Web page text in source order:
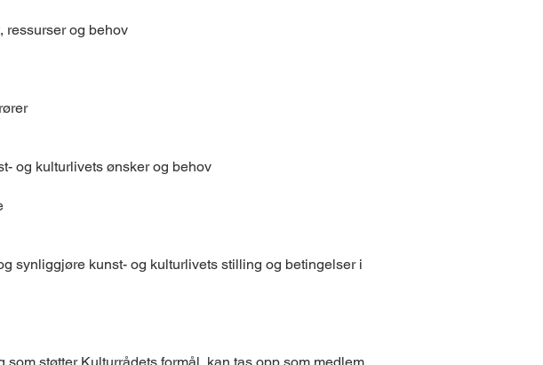
ressurser og behov
og kulturlivets ønsker og behov
synliggjøre kunst- og kulturlivets stilling og betingelser i